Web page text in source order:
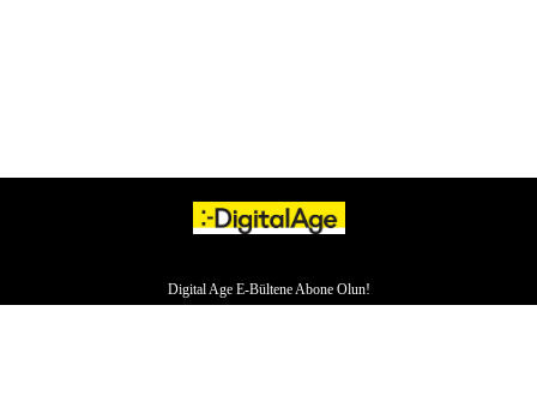
Digital Age E-Bültene Abone Olun!